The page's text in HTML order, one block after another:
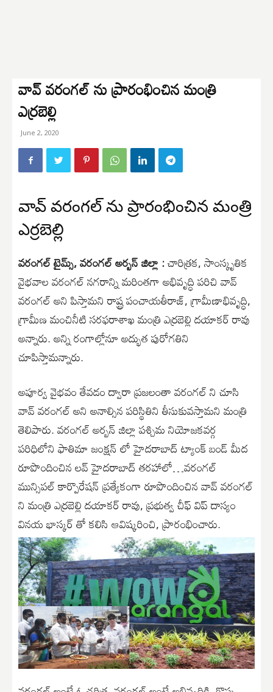
వావ్ వ‌రంగల్ ను ప్రారంభించిన మంత్రి
ఎర్రబెల్లి
June 2, 2020
వావ్ వ‌రంగల్ ను ప్రారంభించిన మంత్రి
ఎర్రబెల్లి
వరంగల్ టైమ్స్, వరంగల్ అర్బన్ జిల్లా :చారిత్ర‌క‌, సాంస్కృతిక
వైభ‌వాల వ‌రంగ‌ల్ న‌గ‌రాన్ని మ‌రింత‌గా అభివృద్ధి ప‌రిచి వావ్
వ‌రంగ‌ల్ అని పిస్తామ‌ని రాష్ట్ర పంచాయ‌తీరాజ్, గ్రామీణాభివృద్ధి,
గ్రామీణ మంచినీటి స‌ర‌ఫ‌రాశాఖ మంత్రి ఎర్ర‌బెల్లి ద‌యాక‌ర్ రావు
అన్నారు. అన్ని రంగాల్లోనూ అద్భుత పురోగ‌తిని
చూపిస్తామ‌న్నారు.
అపూర్వ వైభ‌వం తేవ‌డం ద్వారా ప్ర‌జ‌లంతా వ‌రంగ‌ల్ ని చూసి
వావ్ వ‌రంగ‌ల్ అని అనాల్సిన ప‌రిస్థితిని తీసుకువ‌స్తామ‌ని మంత్రి
తెలిపారు. వ‌రంగ‌ల్ అర్బ‌న్ జిల్లా ప‌శ్చిమ నియోజ‌క‌వ‌ర్గ
ప‌రిధిలోని ఫాతిమా జంక్ష‌న్ లో హైద‌రాబాద్ ట్యాంక్ బండ్ మీద
రూపొందించిన ల‌వ్ హైద‌రాబాద్ త‌ర‌హాలో…వ‌రంగ‌ల్
మున్సిపల్ కార్పొరేష‌న్ ప్ర‌త్యేకంగా రూపొందించిన వావ్ వ‌రంగ‌ల్
ని మంత్రి ఎర్ర‌బెల్లి ద‌యాక‌ర్ రావు, ప్ర‌భుత్వ చీఫ్ విప్ దాస్యం
విన‌య భాస్క‌ర్ తో క‌లిసి ఆవిష్క‌రించి, ప్రారంభించారు.